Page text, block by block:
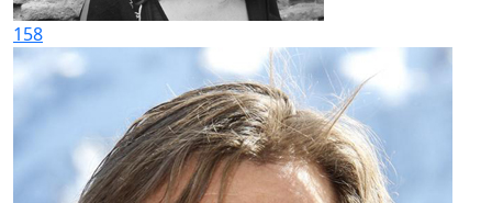
158